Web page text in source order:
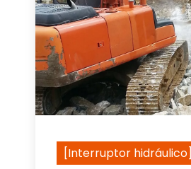
[Interruptor hidráulico]